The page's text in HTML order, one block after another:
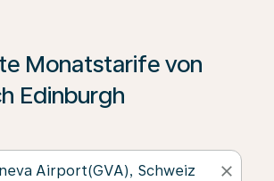
Monatstarife von
Edinburgh
close